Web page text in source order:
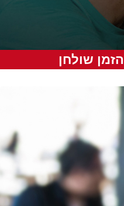
הזמן שולחן